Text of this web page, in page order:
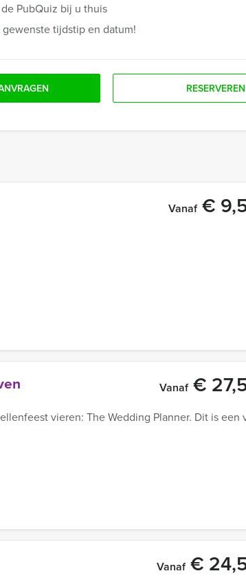
PubQuiz bij u thuis
tijdstip en datum!
RESERVEREN
Vanaf€
Vanaf€
vieren: The Wedding Planner. Dit is een
Vanaf€